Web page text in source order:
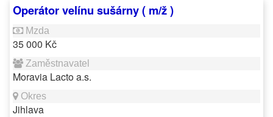
Operátor velínu sušárny ( m/ž )
35 000 Kč
Moravia Lacto a.s.
Jihlava